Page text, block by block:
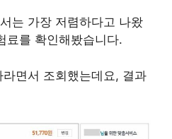
는 가장 저렴하다고 나왔
료를 확인해봤습니다.
면서 조회했는데요, 결과